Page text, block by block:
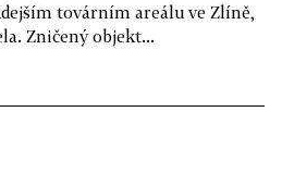
továrním areálu ve Zlíně,
Zničený objekt...